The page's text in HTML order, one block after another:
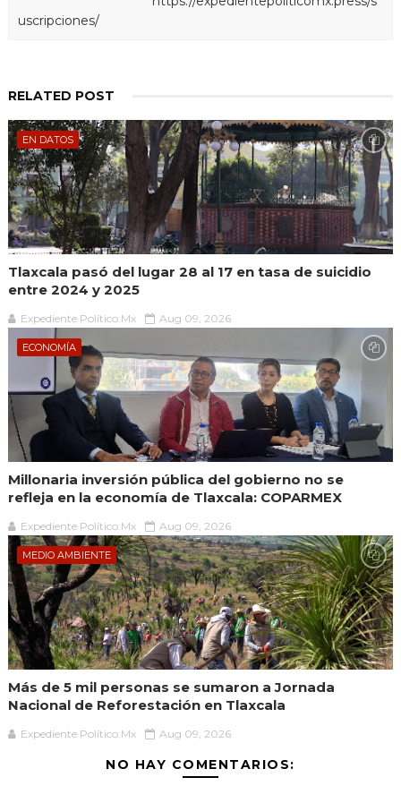
uscripciones/
RELATED POST
EN DATOS
Tlaxcala pasó del lugar 28 al 17 en tasa de suicidio
entre 2024 y 2025
Expediente Político.Mx Aug 09, 2026
ECONOMÍA
Millonaria inversión pública del gobierno no se
refleja en la economía de Tlaxcala: COPARMEX
Expediente Político.Mx Aug 09, 2026
MEDIO AMBIENTE
Más de 5 mil personas se sumaron a Jornada
Nacional de Reforestación en Tlaxcala
Expediente Político.Mx Aug 09, 2026
NO HAY COMENTARIOS: